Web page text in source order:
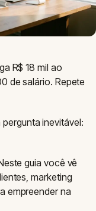
R$ 18 mil ao
de salário. Repete
inevitável:
guia você vê
marketing
empreender na